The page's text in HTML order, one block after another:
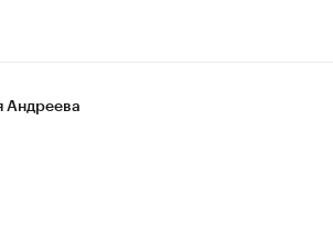
Андреева